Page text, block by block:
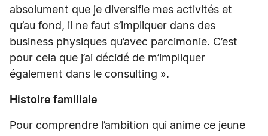
absolument que je diversifie mes activités et
qu’au fond, il ne faut s’impliquer dans des
business physiques qu’avec parcimonie. C’est
pour cela que j’ai décidé de m’impliquer
également dans le consulting ».
Histoire familiale
Pour comprendre l’ambition qui anime ce jeune